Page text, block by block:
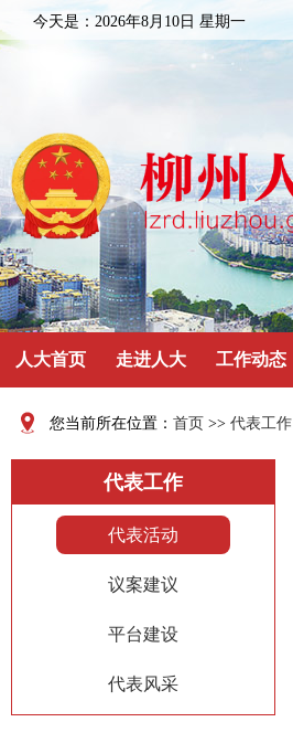
今天是： 2026年8月10日 星期一
人大首页 走进人大 工作动态
您当前所在位置： 首页 >> 代表工作
代表工作
代表活动
议案建议
平台建设
代表风采